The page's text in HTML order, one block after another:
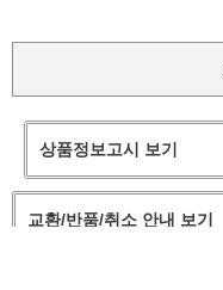
상품정보고시 보기
교환/반품/취소 안내 보기